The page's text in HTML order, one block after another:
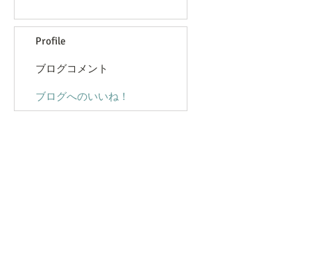
Profile
ブログコメント
ブログへのいいね！